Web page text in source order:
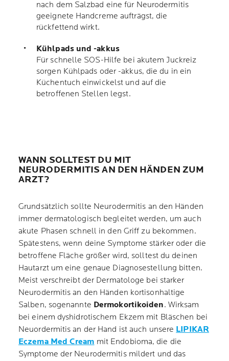
nach dem Salzbad eine für Neurodermitis
geeignete Handcreme aufträgst, die
rückfettend wirkt.
Kühlpads und -akkus
Für schnelle SOS-Hilfe bei akutem Juckreiz
sorgen Kühlpads oder -akkus, die du in ein
Küchentuch einwickelst und auf die
betroffenen Stellen legst.
WANN SOLLTEST DU MIT
NEURODERMITIS AN DEN HÄNDEN ZUM
ARZT?
Grundsätzlich sollte Neurodermitis an den Händen
immer dermatologisch begleitet werden, um auch
akute Phasen schnell in den Griff zu bekommen.
Spätestens, wenn deine Symptome stärker oder die
betroffene Fläche größer wird, solltest du deinen
Hautarzt um eine genaue Diagnosestellung bitten.
Meist verschreibt der Dermatologe bei starker
Neurodermitis an den Händen kortisonhaltige
Salben, sogenannte Dermokortikoiden. Wirksam
bei einem dyshidrotischem Ekzem mit Bläschen bei
Neuordermitis an der Hand ist auch unsere LIPIKAR
Eczema Med Cream mit Endobioma, die die
Symptome der Neurodermitis mildert und das